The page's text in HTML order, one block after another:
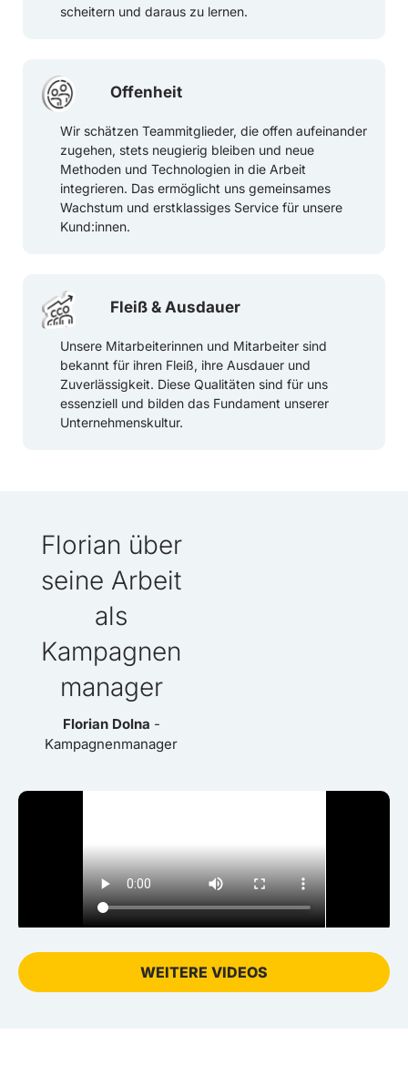
scheitern und daraus zu lernen.
Offenheit
Wir schätzen Teammitglieder, die offen aufeinander
zugehen, stets neugierig bleiben und neue
Methoden und Technologien in die Arbeit
integrieren. Das ermöglicht uns gemeinsames
Wachstum und erstklassiges Service für unsere
Kund:innen.
Fleiß & Ausdauer
Unsere Mitarbeiterinnen und Mitarbeiter sind
bekannt für ihren Fleiß, ihre Ausdauer und
Zuverlässigkeit. Diese Qualitäten sind für uns
essenziell und bilden das Fundament unserer
Unternehmenskultur.
Florian über
seine Arbeit
als
Kampagnen
manager
Florian Dolna -
Kampagnenmanager
WEITERE VIDEOS